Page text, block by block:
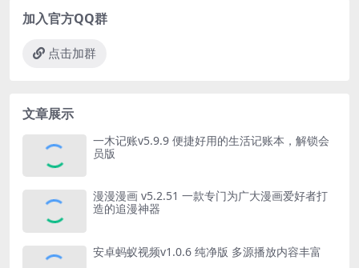
加入官方QQ群
点击加群
文章展示
一木记账v5.9.9 便捷好用的生活记账本，解锁会
员版
漫漫漫画 v5.2.51 一款专门为广大漫画爱好者打
造的追漫神器
安卓蚂蚁视频v1.0.6 纯净版 多源播放内容丰富